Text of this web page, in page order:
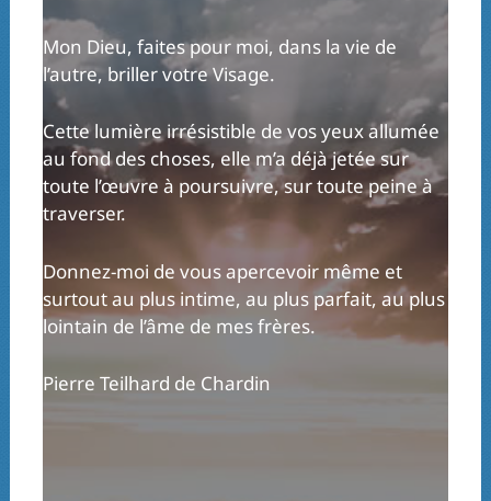
Mon Dieu, faites pour moi, dans la vie de
l’autre, briller votre Visage.
Cette lumière irrésistible de vos yeux allumée
au fond des choses, elle m’a déjà jetée sur
toute l’œuvre à poursuivre, sur toute peine à
traverser.
Donnez-moi de vous apercevoir même et
surtout au plus intime, au plus parfait, au plus
lointain de l’âme de mes frères.
Pierre Teilhard de Chardin